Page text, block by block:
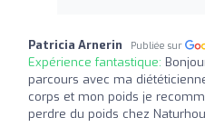
Patricia Arnerin Publiée sur
Expérience fantastique:
parcours avec ma
corps et mon poids je
perdre du poids chez